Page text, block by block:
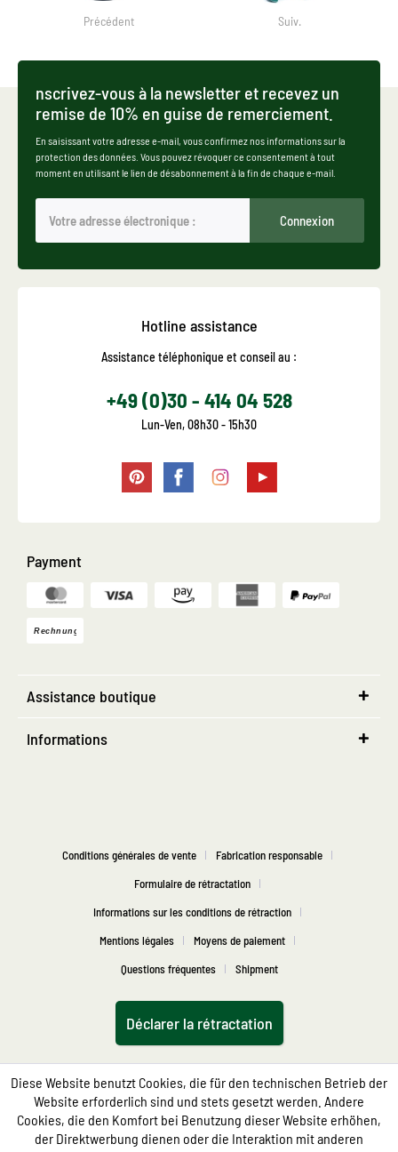
Précédent Suiv.
nscrivez-vous à la newsletter et recevez un
remise de 10% en guise de remerciement.
En saisissant votre adresse e-mail, vous confirmez nos informations sur la
protection des données. Vous pouvez révoquer ce consentement à tout
moment en utilisant le lien de désabonnement à la fin de chaque e-mail.
Connexion
Hotline assistance
Assistance téléphonique et conseil au :
+49 (0)30 - 414 04 528
Lun-Ven, 08h30 - 15h30
Payment
Assistance boutique
Informations
Conditions générales de vente
Fabrication responsable
Formulaire de rétractation
Informations sur les conditions de rétraction
Mentions légales
Moyens de paiement
Questions fréquentes
Shipment
Déclarer la rétractation
Diese Website benutzt Cookies, die für den technischen Betrieb der
Website erforderlich sind und stets gesetzt werden. Andere
Cookies, die den Komfort bei Benutzung dieser Website erhöhen,
der Direktwerbung dienen oder die Interaktion mit anderen